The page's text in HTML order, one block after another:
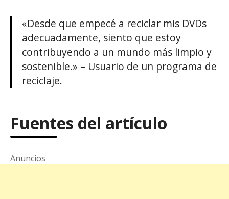
«Desde que empecé a reciclar mis DVDs
adecuadamente, siento que estoy
contribuyendo a un mundo más limpio y
sostenible.» – Usuario de un programa de
reciclaje.
Fuentes del artículo
Anuncios